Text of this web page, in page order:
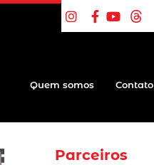
Quem somos Contato
Parceiros